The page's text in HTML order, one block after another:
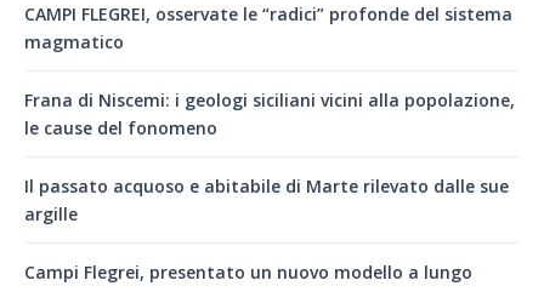
CAMPI FLEGREI, osservate le “radici” profonde del sistema
magmatico
Frana di Niscemi: i geologi siciliani vicini alla popolazione,
le cause del fonomeno
Il passato acquoso e abitabile di Marte rilevato dalle sue
argille
Campi Flegrei, presentato un nuovo modello a lungo